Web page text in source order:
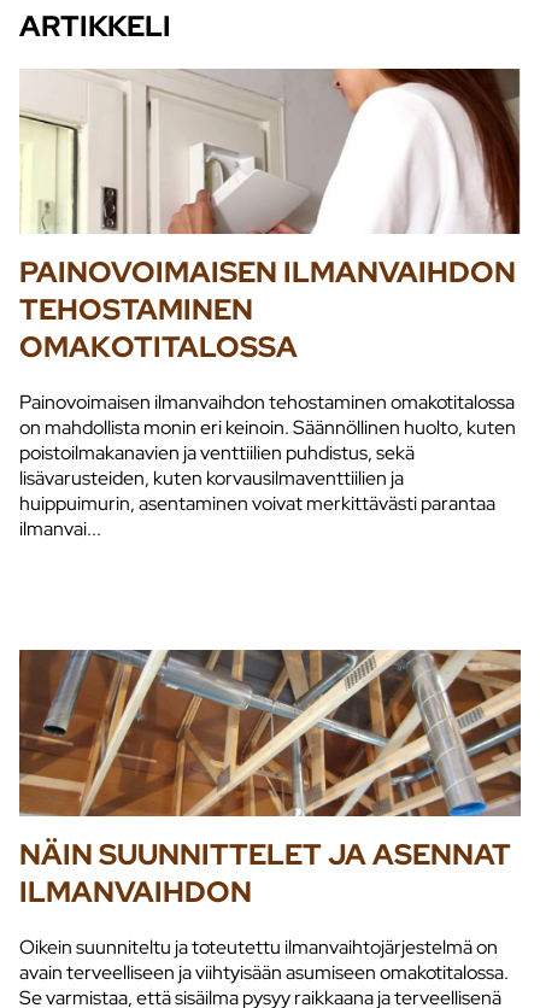
ARTIKKELI
PAINOVOIMAISEN ILMANVAIHDON
TEHOSTAMINEN
OMAKOTITALOSSA
Painovoimaisen ilmanvaihdon tehostaminen omakotitalossa
on mahdollista monin eri keinoin. Säännöllinen huolto, kuten
poistoilmakanavien ja venttiilien puhdistus, sekä
lisävarusteiden, kuten korvausilmaventtiilien ja
huippuimurin, asentaminen voivat merkittävästi parantaa
ilmanvai...
NÄIN SUUNNITTELET JA ASENNAT
ILMANVAIHDON
Oikein suunniteltu ja toteutettu ilmanvaihtojärjestelmä on
avain terveelliseen ja viihtyisään asumiseen omakotitalossa.
Se varmistaa, että sisäilma pysyy raikkaana ja terveellisenä